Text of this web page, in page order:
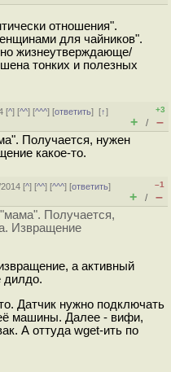
отношения".
для чайников".
жизнеутверждающе/
тонких и полезных
[^] [^^] [^^^] [ответить][↑]
+3
+ / –
Получается, нужен
какое-то.
[^] [^^] [^^^] [ответить]
–1
+ / –
Получается,
Извращение
а активный
дилдо.
Датчик нужно подключать
машины. Далее - вифи,
А оттуда wget-ить по